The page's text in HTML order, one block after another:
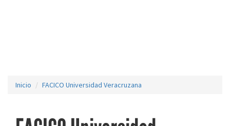
Inicio FACICO Universidad Veracruzana